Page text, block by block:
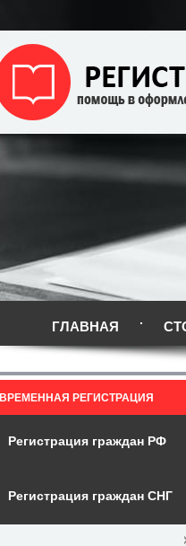
ГЛАВНАЯ
ВРЕМЕННАЯ РЕГИСТРАЦИЯ
Регистрация граждан РФ
Регистрация граждан СНГ